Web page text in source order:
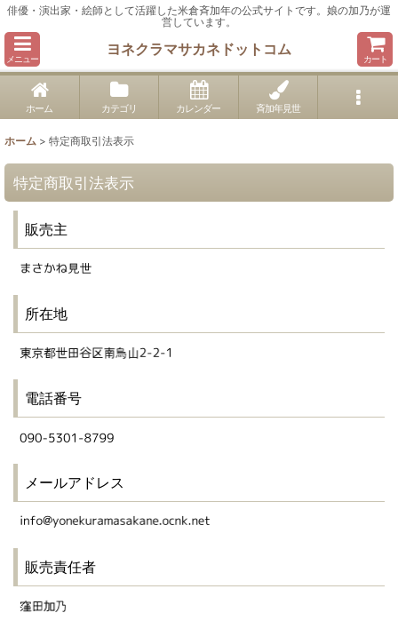
俳優・演出家・絵師として活躍した米倉斉加年の公式サイトです。娘の加乃が運
営しています。
メニュー
ヨネクラマサカネドットコム
カート
ホーム カテゴリ カレンダー 斉加年見世
ホーム > 特定商取引法表示
特定商取引法表示
販売主
所在地
電話番号
メールアドレス
販売責任者